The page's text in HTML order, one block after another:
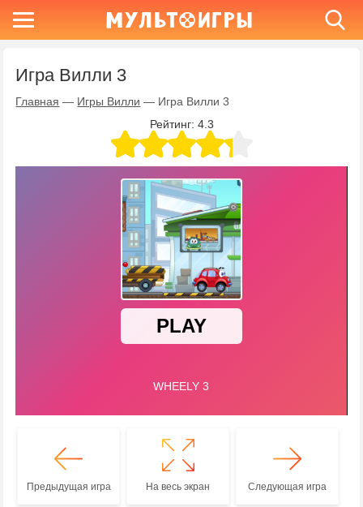
Игра Вилли 3
Главная — Игры Вилли — Игра Вилли 3
Рейтинг: 4.3
Предыдущая игра На весь экран Следующая игра